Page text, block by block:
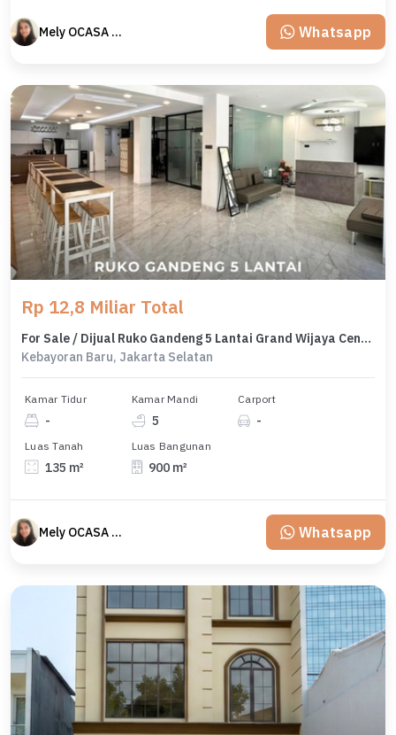
Mely OCASA PROPERTY Whatsapp
Rp 12,8 Miliar Total
For Sale / Dijual Ruko Gandeng 5 Lantai Grand Wijaya Center - Kebayoran Baru Komersil Area - Ocasa4953
Kebayoran Baru, Jakarta Selatan
Kamar Tidur
-
Kamar Mandi
5
Carport
-
Luas Tanah
135 m²
Luas Bangunan
900 m²
Mely OCASA PROPERTY Whatsapp